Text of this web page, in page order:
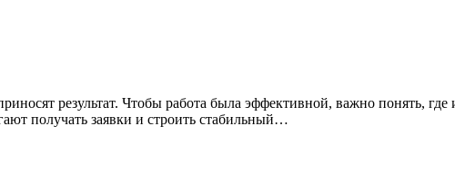
результат. Чтобы работа была эффективной, важно понять,
получать заявки и строить стабильный…